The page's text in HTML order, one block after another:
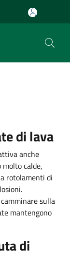
di lava
anche
calde,
rotolamenti di
sulla
mantengono
di